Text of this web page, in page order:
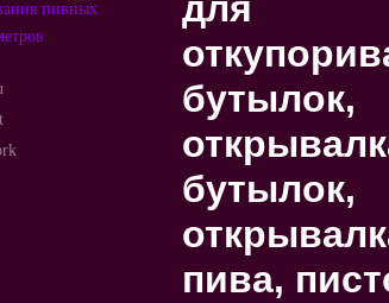
бутылок,
бутылок,
пива,